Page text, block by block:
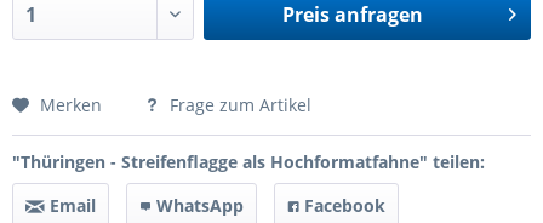
Preis anfragen
Preis anfragen
Merken Frage zum Artikel
"Thüringen - Streifenflagge als Hochformatfahne" teilen:
Email
WhatsApp Facebook